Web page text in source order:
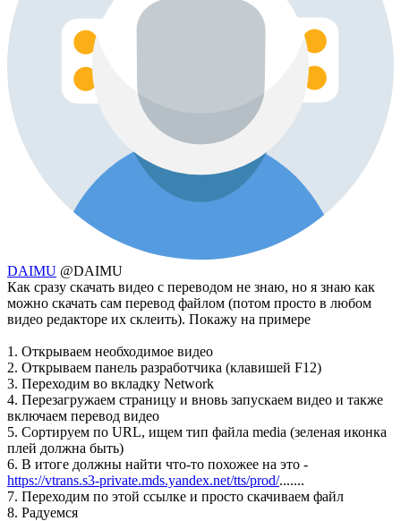
DAIMU @DAIMU
Как сразу скачать видео с переводом не знаю, но я знаю как
можно скачать сам перевод файлом (потом просто в любом
видео редакторе их склеить). Покажу на примере
1. Открываем необходимое видео
2. Открываем панель разработчика (клавишей F12)
3. Переходим во вкладку Network
4. Перезагружаем страницу и вновь запускаем видео и также
включаем перевод видео
5. Сортируем по URL, ищем тип файла media (зеленая иконка
плей должна быть)
6. В итоге должны найти что-то похожее на это -
https://vtrans.s3-private.mds.yandex.net/tts/prod/.......
7. Переходим по этой ссылке и просто скачиваем файл
8. Радуемся